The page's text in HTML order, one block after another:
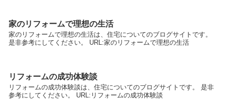
家のリフォームで理想の生活
家のリフォームで理想の生活は、住宅についてのブログサイトです。
是非参考にしてください。 URL:家のリフォームで理想の生活
リフォームの成功体験談
リフォームの成功体験談は、住宅についてのブログサイトです。 是非
参考にしてください。 URL:リフォームの成功体験談